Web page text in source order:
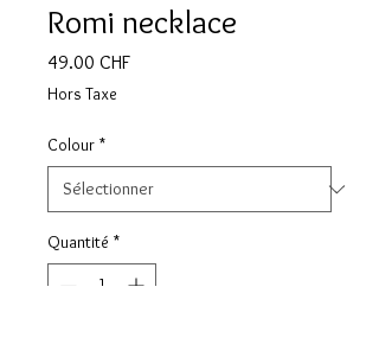
Romi necklace
49.00 CHFPrix
Hors Taxe
Colour *
Quantité *